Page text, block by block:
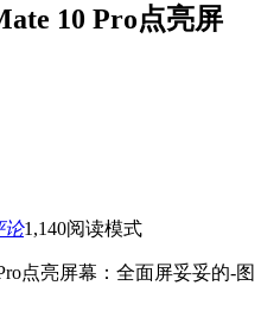
10 Pro点亮屏
论1,140阅读模式